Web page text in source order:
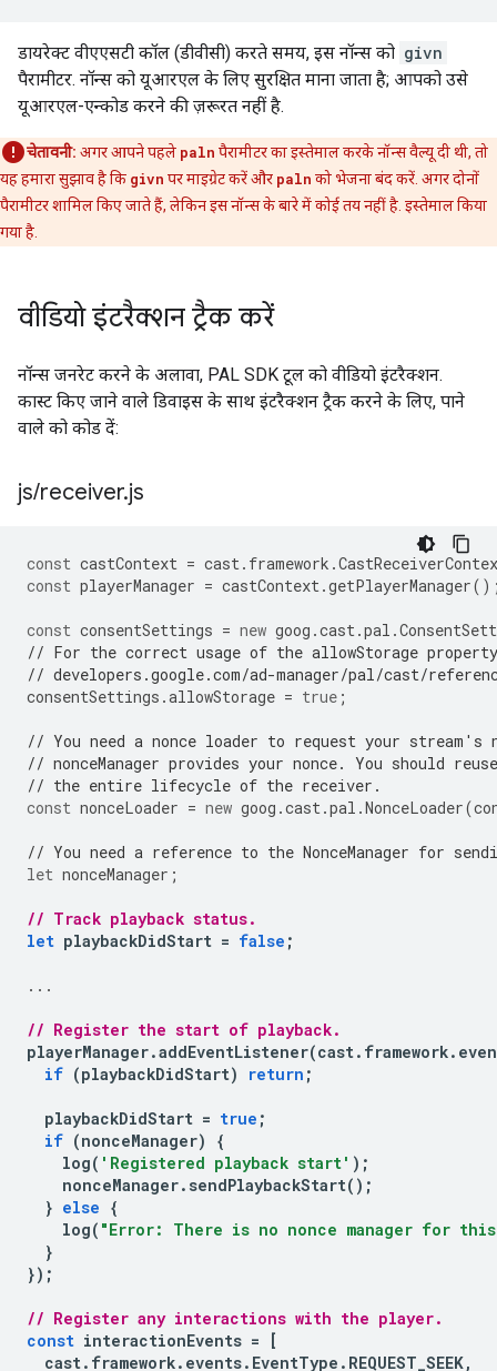
डायरेक्ट वीएएसटी कॉल (डीवीसी) करते समय, इस नॉन्स को givn
पैरामीटर. नॉन्स को यूआरएल के लिए सुरक्षित माना जाता है; आपको उसे
यूआरएल-एन्कोड करने की ज़रूरत नहीं है.
चेतावनी: अगर आपने पहले paln पैरामीटर का इस्तेमाल करके नॉन्स वैल्यू दी थी, तो
यह हमारा सुझाव है कि givn पर माइग्रेट करें और paln को भेजना बंद करें. अगर दोनों
पैरामीटर शामिल किए जाते हैं, लेकिन इस नॉन्स के बारे में कोई तय नहीं है. इस्तेमाल किया
गया है.
वीडियो इंटरैक्शन ट्रैक करें
नॉन्स जनरेट करने के अलावा, PAL SDK टूल को वीडियो इंटरैक्शन.
कास्ट किए जाने वाले डिवाइस के साथ इंटरैक्शन ट्रैक करने के लिए, पाने
वाले को कोड दें:
js/receiver.js
const castContext = cast. framework .
const playerManager = castContext.getPlayerManager
const consentSettings = new goog .cast.pal .
// For the correct usage of the allowStorage
// developers.google.com/ad-manager/pal/cast/
consentSettings .allowStorage = true ;
// You need a nonce loader to request your stream's
// nonceManager provides your nonce. You should
// the entire lifecycle of the receiver.
const nonceLoader = new goog .cast.pal .NonceLoader(
// You need a reference to the NonceManager for
let nonceManager ;
// Track playback status.
let playbackDidStart = false ;
...
// Register the start of playback.
playerManager.addEventListener(cast. framework.
if (playbackDidStart) return ;
playbackDidStart = true ;
if (nonceManager)
{
log( 'Registered playback start' );
nonceManager. sendPlaybackStart();
} else {
log( "Error: There is no nonce manager for
}
});
// Register any interactions with the player.
const interactionEvents =
[
cast. framework. events. EventType . REQUEST_SEEK,